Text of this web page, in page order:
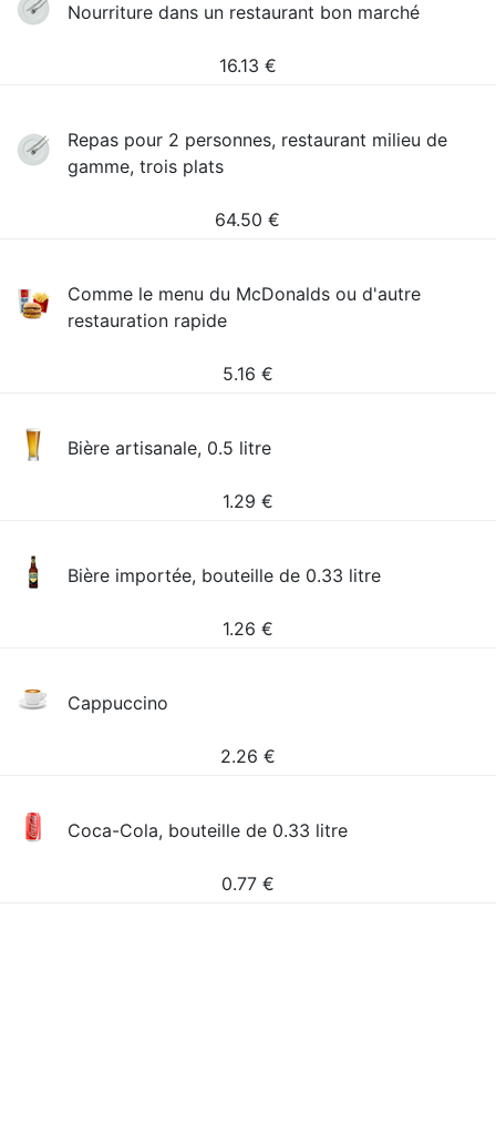
Nourriture dans un restaurant bon marché
16.13 €
Repas pour 2 personnes, restaurant milieu de
gamme, trois plats
64.50 €
Comme le menu du McDonalds ou d'autre
restauration rapide
5.16 €
Bière artisanale, 0.5 litre
1.29 €
Bière importée, bouteille de 0.33 litre
1.26 €
Cappuccino
2.26 €
Coca-Cola, bouteille de 0.33 litre
0.77 €